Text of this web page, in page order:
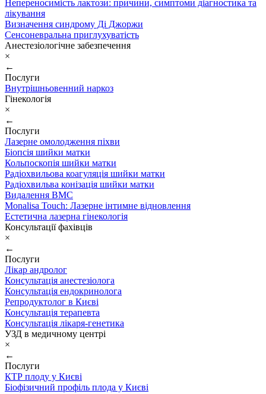
Непереносимість лактози: причини, симптоми діагностика та
лікування
Визначення синдрому Ді Джоржи
Сенсоневральна приглухуватість
Анестезіологічне забезпечення
×
←
Послуги
Внутрішньовенний наркоз
Гінекологія
×
←
Послуги
Лазерне омолодження піхви
Біопсія шийки матки
Кольпоскопія шийки матки
Радіохвильова коагуляція шийки матки
Радіохвильва конізація шийки матки
Видалення ВМС
Monalisa Touch: Лазерне інтимне відновлення
Естетична лазерна гінекологія
Консультації фахівців
×
←
Послуги
Лікар андролог
Консультація анестезіолога
Консультація ендокринолога
Репродуктолог в Києві
Консультація терапевта
Консультація лікаря-генетика
УЗД в медичному центрі
×
←
Послуги
КТР плоду у Києві
Біофізичний профіль плода у Києві